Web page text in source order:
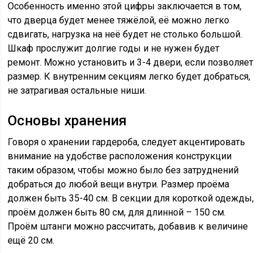
Особенность именно этой цифры заключается в том,
что дверца будет менее тяжёлой, её можно легко
сдвигать, нагрузка на неё будет не столько большой.
Шкаф прослужит долгие годы и не нужен будет
ремонт. Можно установить и 3-4 двери, если позволяет
размер. К внутренним секциям легко будет добраться,
не затрагивая остальные ниши.
Основы хранения
Говоря о хранении гардероба, следует акцентировать
внимание на удобстве расположения конструкции
таким образом, чтобы можно было без затруднений
добраться до любой вещи внутри. Размер проёма
должен быть 35-40 см. В секции для короткой одежды,
проём должен быть 80 см, для длинной – 150 см.
Проём штанги можно рассчитать, добавив к величине
ещё 20 см.